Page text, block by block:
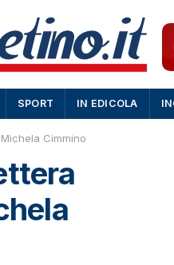
SPORT IN EDICOLA
Cimmino